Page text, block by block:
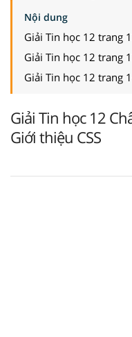
Nội dung
Giải Tin học 12 trang
Giải Tin học 12 trang
Giải Tin học 12 trang
Giải Tin học 12
Giới thiệu CSS